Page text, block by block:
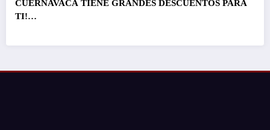
CUERNAVACA TIENE GRANDES DESCUENTOS PARA
TI!…